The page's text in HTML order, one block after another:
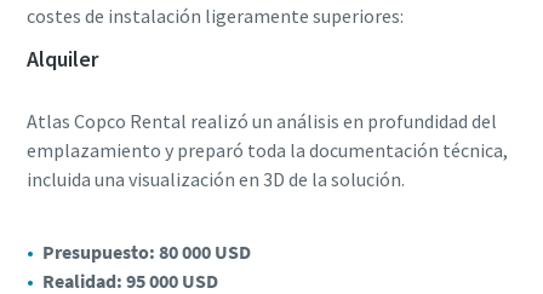
costes de instalación ligeramente superiores:
Alquiler
Atlas Copco Rental realizó un análisis en profundidad del
emplazamiento y preparó toda la documentación técnica,
incluida una visualización en 3D de la solución.
Presupuesto: 80 000 USD
Realidad: 95 000 USD